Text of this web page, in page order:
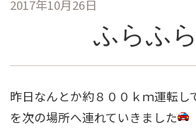
2017年10月26日
ふらふ
昨日なんとか約８００ｋｍ運転し
を次の場所へ連れていきました